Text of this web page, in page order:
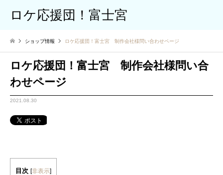
ロケ応援団！富士宮
ショップ情報 ロケ応援団！富士宮 制作会社様問い合わせページ
ロケ応援団！富士宮 制作会社様問い合
わせページ
2021.08.30
目次 [非表示]